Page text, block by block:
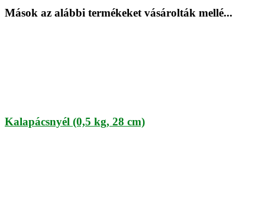
Mások az alábbi termékeket vásárolták mellé...
Kalapácsnyél (0,5 kg, 28 cm)